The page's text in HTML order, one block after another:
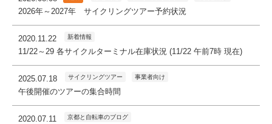
2026年～2027年 サイクリングツアー予約状況
2020.11.22 新着情報
11/22～29 各サイクルターミナル在庫状況 (11/22 午前7時 現在)
2025.07.18 サイクリングツアー 事業者向け
午後開催のツアーの集合時間
2020.07.11 京都と自転車のブログ